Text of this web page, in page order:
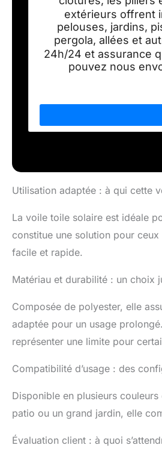
extérieurs offrent
pelouses, jardins,
pergola, allées et
24h/24 et assurance
pouvez nous
Utilisation adaptée : à qui cette
La voile toile solaire est idéale
constitue une solution pour
facile et rapide.
Matériau et durabilité : un choix
Composée de polyester, elle
adaptée pour un usage
représenter une limite pour
Compatibilité d’usage : des
Disponible en plusieurs
patio ou un grand jardin, elle
Évaluation client : à quoi